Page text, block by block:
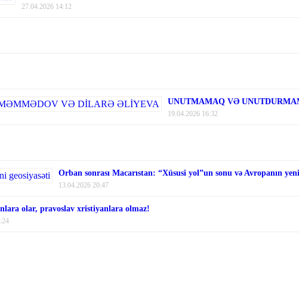
27.04.2026 14:12
UNUTMAMAQ VƏ
19.04.2026 16:32
Orban sonrası Macarıstan: “Xüsusi yol”un sonu və Avropanın
13.04.2026 20:47
olar, pravoslav xristiyanlara olmaz!